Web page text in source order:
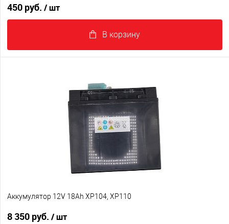
450 руб. / шт
В корзину
Аккумулятор 12V 18Ah XP104, XP110
8 350 руб. / шт